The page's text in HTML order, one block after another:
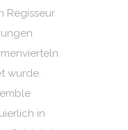
Regisseur
wurde.
in